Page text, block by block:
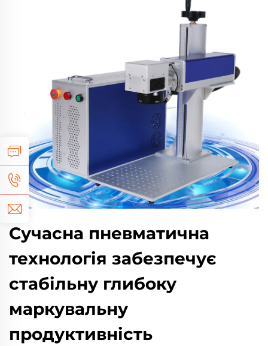
Сучасна пневматична
технологія забезпечує
стабільну глибоку
маркувальну
продуктивність